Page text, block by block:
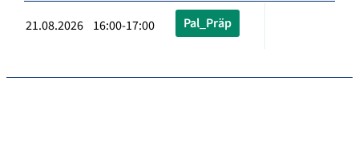
21.08.2026 16:00-17:00 Pal_Präp